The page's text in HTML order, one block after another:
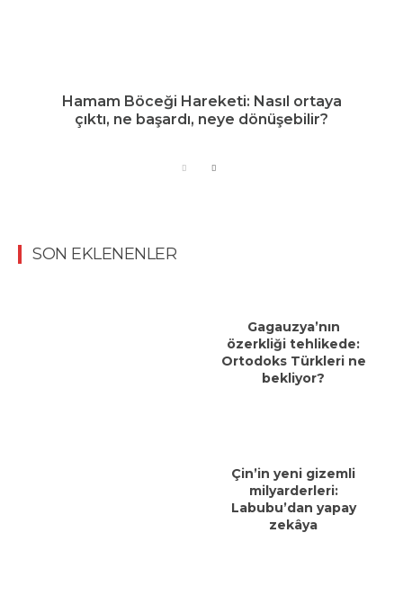
Hamam Böceği Hareketi: Nasıl ortaya
çıktı, ne başardı, neye dönüşebilir?
SON EKLENENLER
Gagauzya’nın
özerkliği tehlikede:
Ortodoks Türkleri ne
bekliyor?
Çin’in yeni gizemli
milyarderleri:
Labubu’dan yapay
zekâya